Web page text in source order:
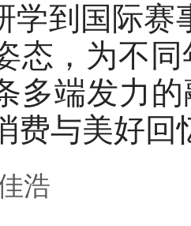
学到国际赛
态，为不
多端发力
费与美好回
浩